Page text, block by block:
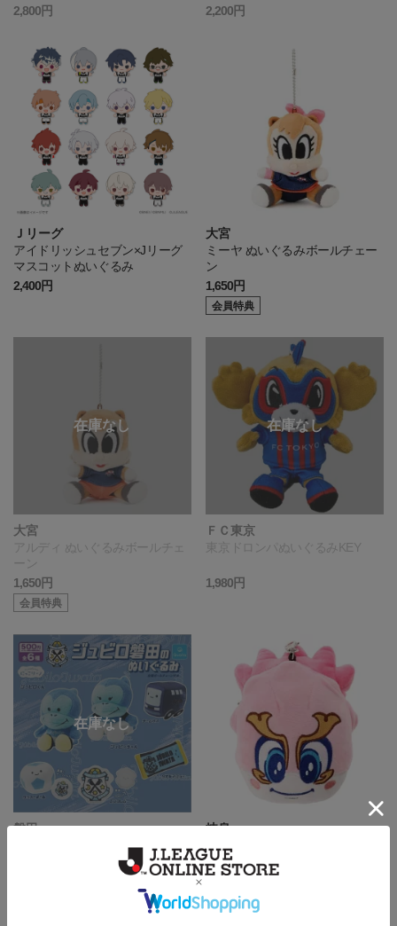
2,800円
2,200円
Ｊリーグ
アイドリッシュセブン×Jリーグ
マスコットぬいぐるみ
2,400円
大宮
ミーヤ ぬいぐるみボールチェー
ン
1,650円
会員特典
大宮
アルディ ぬいぐるみボールチェ
ーン
1,650円
会員特典
ＦＣ東京
東京ドロンパぬいぐるみKEY
1,980円
磐田
カプセルジュビロトイ
岐阜
パスケースギッフィー
2,200円